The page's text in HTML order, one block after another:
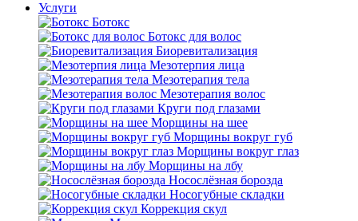
Услуги
Ботокс
Ботокс для волос
Биоревитализация
Мезотерпия лица
Мезотерапия тела
Мезотерапия волос
Круги под глазами
Морщины на шее
Морщины вокруг губ
Морщины вокруг глаз
Морщины на лбу
Носослёзная борозда
Носогубные складки
Коррекция скул